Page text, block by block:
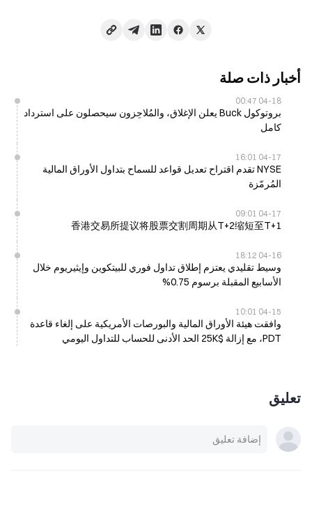
أخبار ذات صلة
04-18 00:47
بروتوكول Buck يعلن الإغلاق، والمُلاحِزون سيحصلون على استرداد
كامل
04-17 16:01
NYSE تقدم اقتراح تعديل قواعد للسماح بتداول الأوراق المالية
المُرمّزة
04-17 09:01
香港交易所提议将股票交割周期从T+2缩短至T+1
04-16 18:12
وسيط تقليدي يعتزم إطلاق تداول فوري للبيتكوين وإيثيريوم خلال
الأسابيع المقبلة برسوم 0.75%
04-15 10:01
وافقت هيئة الأوراق المالية والبورصات الأمريكية على إلغاء قاعدة
PDT، مع إزالة $25K الحد الأدنى للحساب للتداول اليومي
تعليق